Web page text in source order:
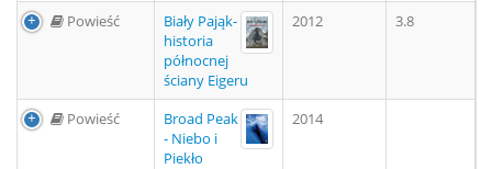
Powieść
Biały Pająk-
historia
północnej
ściany Eigeru
2012 3.8
Powieść
Broad Peak
- Niebo i
Piekło
2014